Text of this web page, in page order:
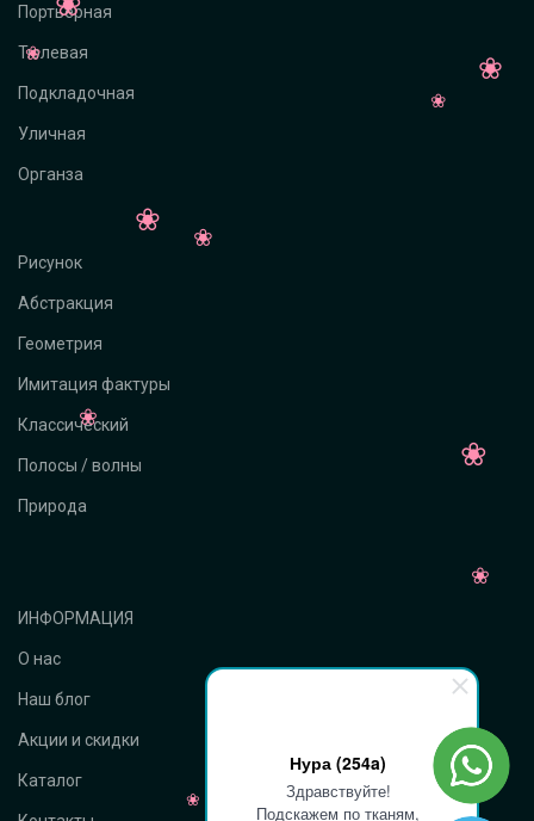
Нура (254a)
Здравствуйте!
Подскажем по тканям,
Портьерная
Тюлевая
Подкладочная
Уличная
Органза
Рисунок
Абстракция
Геометрия
Имитация фактуры
Классический
Полосы / волны
Природа
ИНФОРМАЦИЯ
О нас
Наш блог
Акции и скидки
Каталог